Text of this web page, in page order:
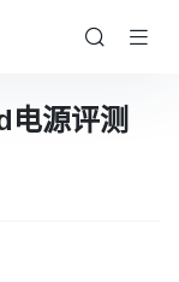
源评测